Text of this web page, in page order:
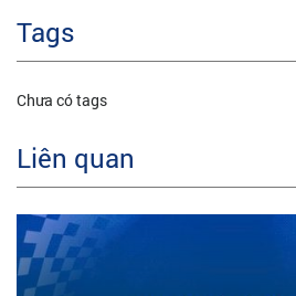
Tags
Chưa có tags
Liên quan